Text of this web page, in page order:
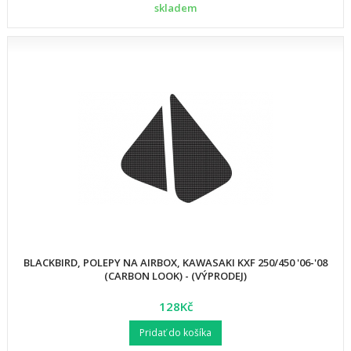
skladem
BLACKBIRD, POLEPY NA AIRBOX, KAWASAKI KXF 250/450 '06-'08
(CARBON LOOK) - (VÝPRODEJ)
128Kč
Pridať do košíka